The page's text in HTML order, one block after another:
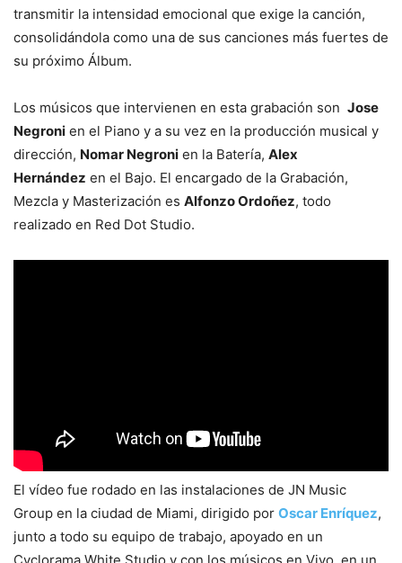
transmitir la intensidad emocional que exige la canción,
consolidándola como una de sus canciones más fuertes de
su próximo Álbum.
Los músicos que intervienen en esta grabación son Jose
Negroni en el Piano y a su vez en la producción musical y
dirección, Nomar Negroni en la Batería, Alex
Hernández en el Bajo. El encargado de la Grabación,
Mezcla y Masterización es Alfonzo Ordoñez, todo
realizado en Red Dot Studio.
El vídeo fue rodado en las instalaciones de JN Music
Group en la ciudad de Miami, dirigido por Oscar Enríquez,
junto a todo su equipo de trabajo, apoyado en un